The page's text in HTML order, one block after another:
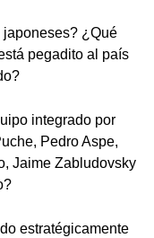
¿Qué
pegadito al país
integrado por
Pedro Aspe,
Jaime Zabludovsky
estratégicamente